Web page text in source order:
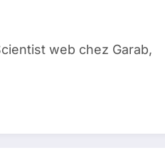
web chez Garab,